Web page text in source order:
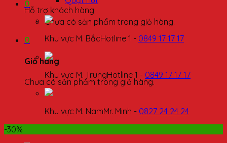
0
Chưa có sản phẩm trong giỏ hàng.
0
Giỏ hàng
Chưa có sản phẩm trong giỏ hàng.
Hỗ trợ khách hàng
Khu vực M. BắcHotline 1 - 0849 17 17 17
Khu vực M. TrungHotline 1 - 0849 17 17 17
Khu vực M. NamMr. Minh - 0827 24 24 24
-30%